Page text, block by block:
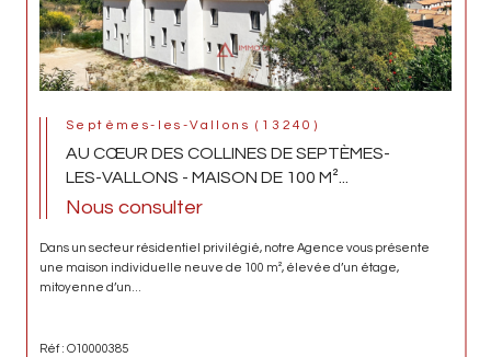
Septèmes-les-Vallons (13240)
AU CŒUR DES COLLINES DE SEPTÈMES-
LES-VALLONS - MAISON DE 100 M²...
Nous consulter
Dans un secteur résidentiel privilégié, notre Agence vous présente
une maison individuelle neuve de 100 m², élevée d’un étage,
mitoyenne d’un...
Réf : O10000385